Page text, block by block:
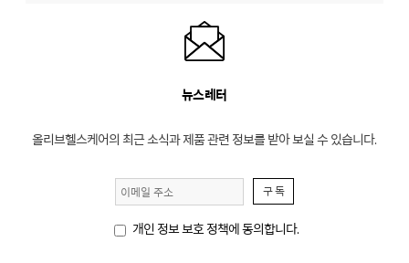
뉴스레터
올리브헬스케어의 최근 소식과 제품 관련 정보를 받아 보실 수 있습니다.
구 독
개인 정보 보호 정책에 동의합니다.